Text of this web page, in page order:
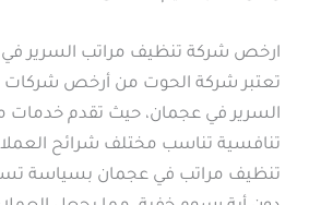
ارخص شركة تنظيف مراتب السرير
تعتبر شركة الحوت من أرخص شركات
السرير في عجمان، حيث تقدم خدمات
تنافسية تناسب مختلف شرائح
تنظيف مراتب في عجمان بسياسة